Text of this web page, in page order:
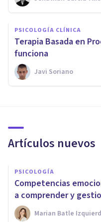
PSICOLOGÍA CLÍNICA
Terapia Basada en
funciona
Javi Soriano
Artículos nuevos
PSICOLOGÍA
Competencias
a comprender y
Marian Batle